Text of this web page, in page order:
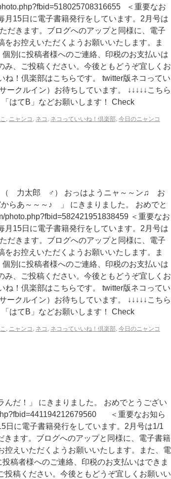
＜重要なお
15日に電子書籍発行をしています。2月号は
だきます。ブログへのアップと同様に、電子
お控えいただくようお願いいたします。ま
別に投稿者様へのご連絡、印税のお支払いは
み、ご投稿ください。今後ともどうぞ宜しくお
ね！倶楽部はこちらです。 twitter版ネコってい
ークルイン）お待ちしています。 ↓↓↓↓↓こちら
はてB」などお願いします！ Check
, ニャンコ, ネコ, ネコっていいね！倶楽部, 今日のニャンコ
（ 力太郎 ♂） おっはようニャ～～ン♫ お
らあ～～～♪ 」 にきまりました。 おめでと
photo.php?fbid=582421951838459 ＜重要なお
15日に電子書籍発行をしています。2月号は
だきます。ブログへのアップと同様に、電子
お控えいただくようお願いいたします。ま
別に投稿者様へのご連絡、印税のお支払いは
み、ご投稿ください。今後ともどうぞ宜しくお
ね！倶楽部はこちらです。 twitter版ネコってい
ークルイン）お待ちしています。 ↓↓↓↓↓こちら
はてB」などお願いします！ Check
, ニャンコ, ネコ, ネコっていいね！倶楽部, 今日のニャンコ
んだ！」 にきまりました。 おめでとうござい
＜重要なお知ら
日に電子書籍発行をしています。2月号は1/1
ます。ブログへのアップと同様に、電子書籍
えいただくようお願いいたします。また、電
稿者様へのご連絡、印税のお支払いはできま
稿ください。今後ともどうぞ宜しくお願いい